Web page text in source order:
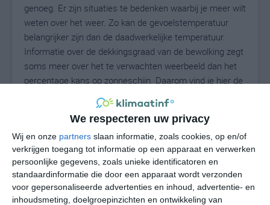
We respecteren uw privacy
Wij en onze partners slaan informatie, zoals cookies, op en/of
verkrijgen toegang tot informatie op een apparaat en verwerken
persoonlijke gegevens, zoals unieke identificatoren en
standaardinformatie die door een apparaat wordt verzonden
voor gepersonaliseerde advertenties en inhoud, advertentie- en
inhoudsmeting, doelgroepinzichten en ontwikkeling van
genoeg. Er zijn situaties te bedenken waarbij je meer wilt
weten over het weer. Zo kan de gevoelstemperatuur
belangrijker zijn dan de daadwerkelijke temperatuur.
Informatie over de dekkingsgraad van de bewolking zegt
soms meer over het te verwachten weerbeeld dan het
percentage kans op zonneschijn. Daarom vind je hier de
uitgebreide weersvoorspelling voor Abadía.
26°C